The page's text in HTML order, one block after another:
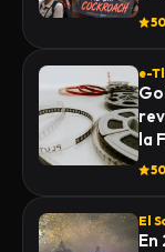
50
e-
la
50
El
En